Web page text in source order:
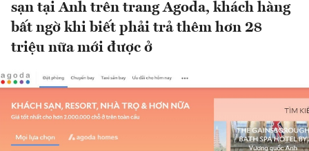
sạn tại Anh trên trang Agoda, khách hàng
bất ngờ khi biết phải trả thêm hơn 28
triệu nữa mới được ở